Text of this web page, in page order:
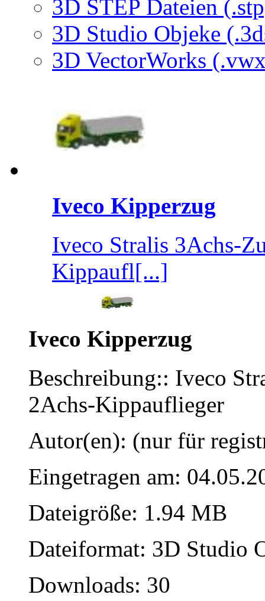
3D STEP Dateien
3D Studio Objeke
3D VectorWorks
Iveco Kipperzug
Iveco Stralis 3Achs-
Kippaufl[...]
Iveco Kipperzug
Beschreibung:: Iveco
2Achs-Kippauflieger
Autor(en): (nur für
Eingetragen am:
Dateigröße: 1.94 MB
Dateiformat: 3D Studio
Downloads: 30